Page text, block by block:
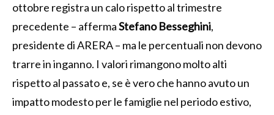
ottobre registra un calo rispetto al trimestre
precedente – affermaStefano Besseghini,
presidente di ARERA – ma le percentuali non devono
trarre in inganno. I valori rimangono molto alti
rispetto al passato e, se è vero che hanno avuto un
impatto modesto per le famiglie nel periodo estivo,